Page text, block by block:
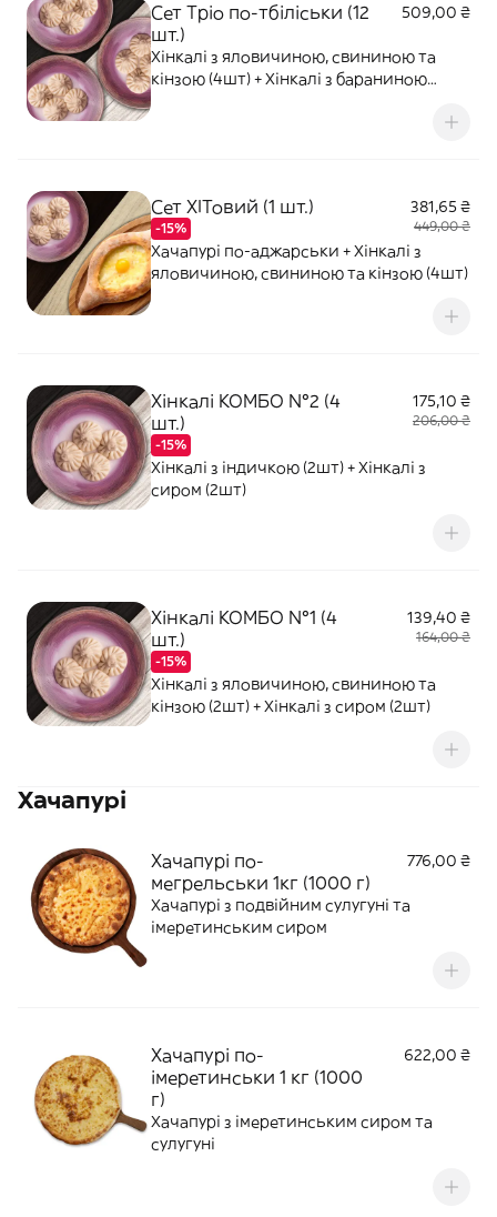
Сет Тріо по-тбіліськи (12
шт.)
509,00 ₴
Хінкалі з яловичиною, свининою та
кінзою (4шт) + Хінкалі з бараниною
Сет ХІТовий (1 шт.)
-15%
381,65 ₴
449,00 ₴
Хачапурі по-аджарськи + Хінкалі з
яловичиною, свининою та кінзою (4шт)
Хінкалі КОМБО №2 (4
шт.)
-15%
175,10 ₴
206,00 ₴
Хінкалі з індичкою (2шт) + Хінкалі з
сиром (2шт)
Хінкалі КОМБО №1 (4
шт.)
-15%
139,40 ₴
164,00 ₴
Хінкалі з яловичиною, свининою та
кінзою (2шт) + Хінкалі з сиром (2шт)
Хачапурі
Хачапурі по-
мегрельськи 1кг (1000 г)
776,00 ₴
Хачапурі з подвійним сулугуні та
імеретинським сиром
Хачапурі по-
імеретинськи 1 кг (1000
г)
622,00 ₴
Хачапурі з імеретинським сиром та
сулугуні